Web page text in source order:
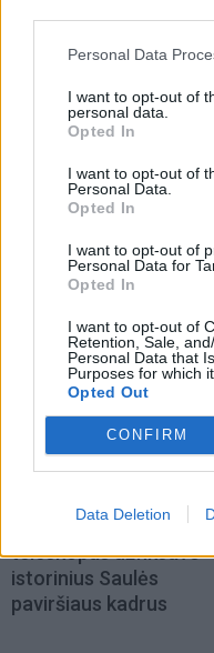
Personal Data
I want to opt-out of
personal data.
Opted In
I want to opt-out of
Personal Data.
Opted In
I want to opt-out of
Personal Data for
Opted In
I want to opt-out of
Retention, Sale,
Personal Data that
Purposes for which
Opted Out
CONFIRM
Data Deletion
Pensijų pinigai -
naudotiems
Technologijos
moksle: galingiausias
teleskopas užfiksavo
istorinius Saulės
paviršiaus kadrus